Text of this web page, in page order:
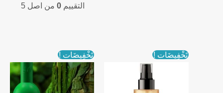
was:
is:
التقييم0 من اصل 5
تَخْفِيضَات ! تَخْفِيضَات !